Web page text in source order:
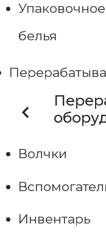
белья
Волчки
Инвентарь